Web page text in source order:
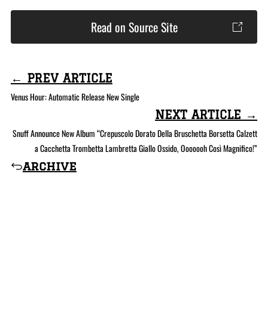
Read on Source Site
← PREV ARTICLE
Venus Hour: Automatic Release New Single
archive
NEXT ARTICLE →
Snuff Announce New Album “Crepuscolo Dorato Della Bruschetta Borsetta Calzett
a Cacchetta Trombetta Lambretta Giallo Ossido, Ooooooh Così Magnifico!”